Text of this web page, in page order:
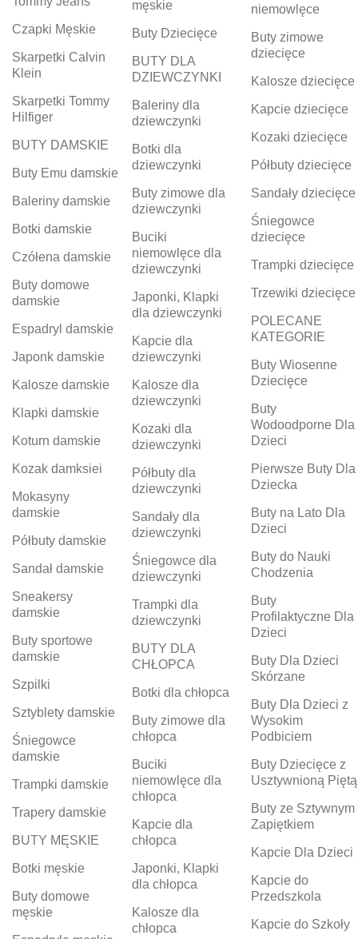
Czapki Męskie
Skarpetki Calvin
Klein
Skarpetki Tommy
Hilfiger
BUTY DAMSKIE
Buty Emu damskie
Baleriny damskie
Botki damskie
Czółena damskie
Buty domowe
damskie
Espadryl damskie
Japonk damskie
Kalosze damskie
Klapki damskie
Koturn damskie
Kozak damksiei
Mokasyny
damskie
Półbuty damskie
Sandał damskie
Sneakersy
damskie
Buty sportowe
damskie
Szpilki
Sztyblety damskie
Śniegowce
damskie
Trampki damskie
Trapery damskie
BUTY MĘSKIE
Botki męskie
Buty domowe
męskie
męskie
Buty Dziecięce
BUTY DLA
DZIEWCZYNKI
Baleriny dla
dziewczynki
Botki dla
dziewczynki
Buty zimowe dla
dziewczynki
Buciki
niemowlęce dla
dziewczynki
Japonki, Klapki
dla dziewczynki
Kapcie dla
dziewczynki
Kalosze dla
dziewczynki
Kozaki dla
dziewczynki
Półbuty dla
dziewczynki
Sandały dla
dziewczynki
Śniegowce dla
dziewczynki
Trampki dla
dziewczynki
BUTY DLA
CHŁOPCA
Botki dla chłopca
Buty zimowe dla
chłopca
Buciki
niemowlęce dla
chłopca
Kapcie dla
chłopca
Japonki, Klapki
dla chłopca
Kalosze dla
chłopca
niemowlęce
Buty zimowe
dziecięce
Kalosze dziecięce
Kapcie dziecięce
Kozaki dziecięce
Półbuty dziecięce
Sandały dziecięce
Śniegowce
dziecięce
Trampki dziecięce
Trzewiki dziecięce
POLECANE
KATEGORIE
Buty Wiosenne
Dziecięce
Buty
Wodoodporne Dla
Dzieci
Pierwsze Buty Dla
Dziecka
Buty na Lato Dla
Dzieci
Buty do Nauki
Chodzenia
Buty
Profilaktyczne Dla
Dzieci
Buty Dla Dzieci
Skórzane
Buty Dla Dzieci z
Wysokim
Podbiciem
Buty Dziecięce z
Usztywnioną Piętą
Buty ze Sztywnym
Zapiętkiem
Kapcie Dla Dzieci
Kapcie do
Przedszkola
Kapcie do Szkoły